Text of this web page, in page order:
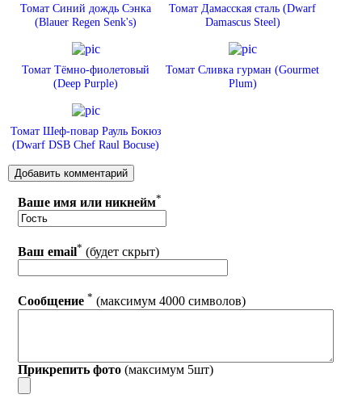
Томат Синий дождь Сэнка
(Blauer Regen Senk's)
Томат Дамасская сталь (Dwarf
Damascus Steel)
Томат Тёмно-фиолетовый
(Deep Purple)
Томат Сливка гурман (Gourmet
Plum)
Томат Шеф-повар Рауль Бокюз
(Dwarf DSB Chef Raul Bocuse)
Ваше имя или никнейм*
Ваш email* (будет скрыт)
Сообщение * (максимум 4000 символов)
Прикрепить фото (максимум 5шт)